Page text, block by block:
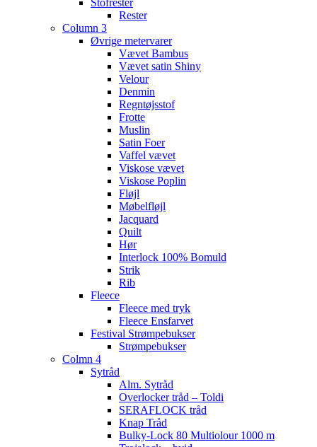
Stofrester
Rester
Column 3
Øvrige metervarer
Vævet Bambus
Vævet satin Shiny
Velour
Denmin
Regntøjsstof
Frotte
Muslin
Satin Foer
Vaffel vævet
Viskose vævet
Viskose Poplin
Fløjl
Møbelfløjl
Jacquard
Quilt
Hør
Interlock 100% Bomuld
Strik
Rib
Fleece
Fleece med tryk
Fleece Ensfarvet
Festival Strømpebukser
Strømpebukser
Colmn 4
Sytråd
Alm. Sytråd
Overlocker tråd – Toldi
SERAFLOCK tråd
Knap Tråd
Bulky-Lock 80 Multiolour 1000 m